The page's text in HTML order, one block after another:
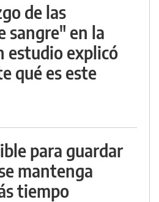
de las
sangre" en la
estudio explicó
qué es este
para guardar
mantenga
tiempo